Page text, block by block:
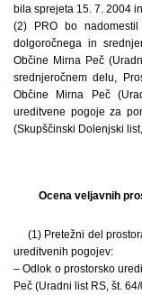
bila sprejeta 15. 7. 2004
(2) PRO bo nadomestil
dolgoročnega in
Občine Mirna Peč
srednjeročnem delu,
Občine Mirna Peč
ureditvene pogoje za
(Skupščinski Dolenjski
Ocena veljavnih
(1) Pretežni del
ureditvenih pogojev:
– Odlok o prostorsko
Peč (Uradni list RS, št.